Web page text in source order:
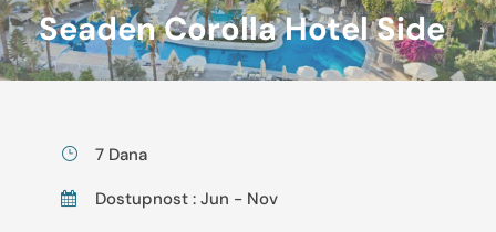
Seaden Corolla Hotel Side
7 Dana
Dostupnost : Jun - Nov